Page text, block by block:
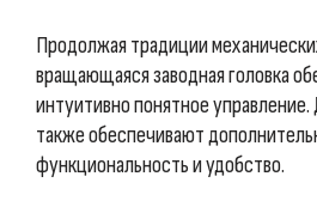
Продолжая традиции
вращающаяся заводная головка
интуитивно понятное
также обеспечивают
функциональность и удобство.